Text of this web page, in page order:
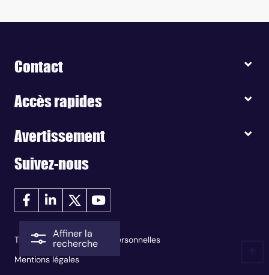
Affiner la
recherche
Contact
Accès rapides
Avertissement
Suivez-nous
Traitement des données personnelles
Mentions légales